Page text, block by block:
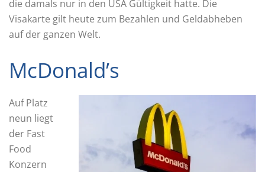
die damals nur in den USA Gültigkeit hatte. Die
Visakarte gilt heute zum Bezahlen und Geldabheben
auf der ganzen Welt.
McDonald’s
Auf Platz
neun liegt
der Fast
Food
Konzern